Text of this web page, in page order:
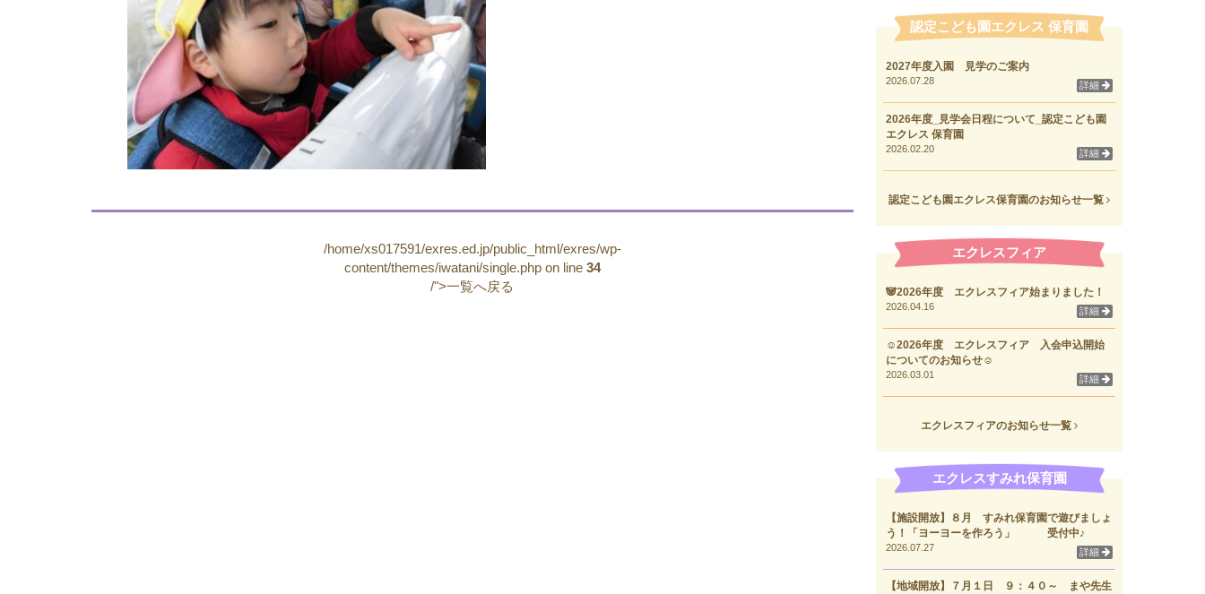
/home/xs017591/exres.ed.jp/public_html/exres/wp-
content/themes/iwatani/single.php on line 34
/">一覧へ戻る
認定こども園エクレス 保育園
2027年度入園 見学のご案内
2026.07.28 詳細
2026年度_見学会日程について_認定こども園
エクレス 保育園
2026.02.20 詳細
認定こども園エクレス保育園のお知らせ一覧
エクレスフィア
🐼2026年度 エクレスフィア始まりました！
2026.04.16 詳細
☺2026年度 エクレスフィア 入会申込開始
についてのお知らせ☺
2026.03.01 詳細
エクレスフィアのお知らせ一覧
エクレスすみれ保育園
【施設開放】８月 すみれ保育園で遊びましょ
う！「ヨーヨーを作ろう」 受付中♪
2026.07.27 詳細
【地域開放】７月１日 ９：４０～ まや先生